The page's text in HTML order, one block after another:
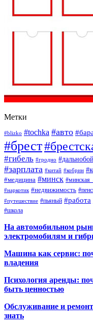
Метки
#blizko #tochka #авто
#брест
#гибель #гродно
#зарплата #китай #кобрин
#медицина #минск
#наркотик #недвижимость
#путешествие #пьяный #работа
#школа
На автомобильном
электромобилям и
Машина как сервис:
владения
Психология аренды:
быть ценностью
Обслуживание и
знать